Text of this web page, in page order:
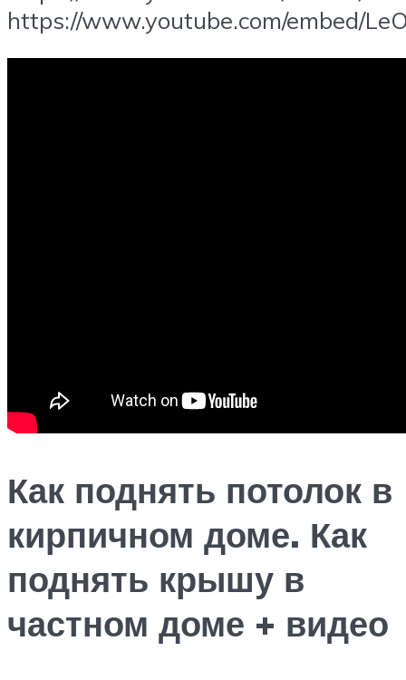
https://www.youtube.com/embed/
Как поднять потолок в
кирпичном доме. Как
поднять крышу в
частном доме + видео